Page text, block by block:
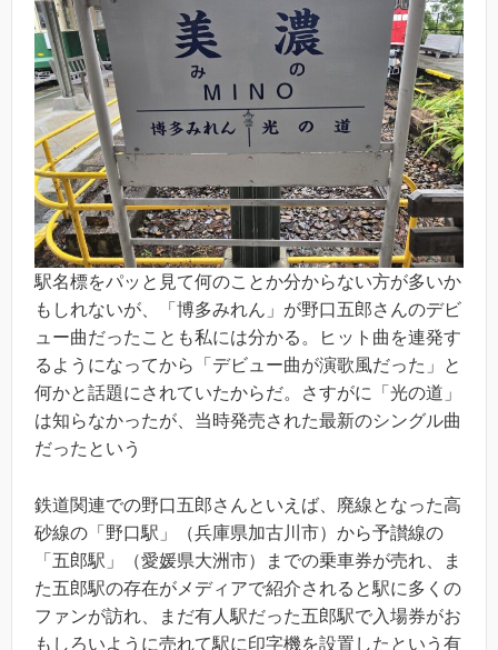
駅名標をパッと見て何のことか分からない方が多いか
もしれないが、「博多みれん」が野口五郎さんのデビ
ュー曲だったことも私には分かる。ヒット曲を連発す
るようになってから「デビュー曲が演歌風だった」と
何かと話題にされていたからだ。さすがに「光の道」
は知らなかったが、当時発売された最新のシングル曲
だったという
鉄道関連での野口五郎さんといえば、廃線となった高
砂線の「野口駅」（兵庫県加古川市）から予讃線の
「五郎駅」（愛媛県大洲市）までの乗車券が売れ、ま
た五郎駅の存在がメディアで紹介されると駅に多くの
ファンが訪れ、まだ有人駅だった五郎駅で入場券がお
もしろいように売れて駅に印字機を設置したという有